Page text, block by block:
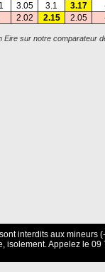
3.05 3.1 3.17
2.02 2.15 2.05
sur notre comparateur
interdits aux mineurs
isolement. Appelez le